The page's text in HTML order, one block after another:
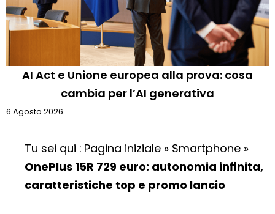
AI Act e Unione europea alla prova: cosa
cambia per l’AI generativa
6 Agosto 2026
Tu sei qui : Pagina iniziale » Smartphone »
OnePlus 15R 729 euro: autonomia infinita,
caratteristiche top e promo lancio